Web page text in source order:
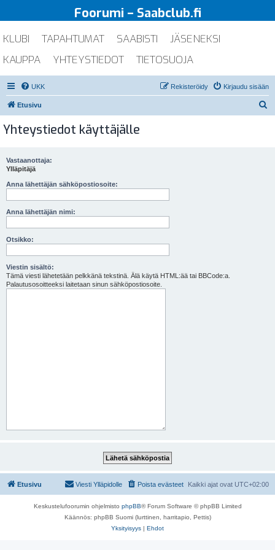
Foorumi – Saabclub.fi
KLUBI TAPAHTUMAT SAABISTI
JÄSENEKSI
KAUPPA
YHTEYSTIEDOT TIETOSUOJA
UKK Kirjaudu sisään
Rekisteröidy
Etusivu
Yhteystiedot käyttäjälle
Vastaanottaja:
Ylläpitäjä
Anna lähettäjän sähköpostiosoite:
Anna lähettäjän nimi:
Otsikko:
Viestin sisältö:
Tämä viesti lähetetään pelkkänä tekstinä. Älä käytä HTML:ää tai BBCode:a.
Palautusosoitteeksi laitetaan sinun sähköpostiosoite.
Etusivu Kaikki ajat ovat UTC+02:00
Poista evästeet
Viesti Ylläpidolle
Keskustelufoorumin ohjelmisto phpBB® Forum Software © phpBB Limited
Käännös: phpBB Suomi (lurttinen, harritapio, Pettis)
Yksityisyys | Ehdot